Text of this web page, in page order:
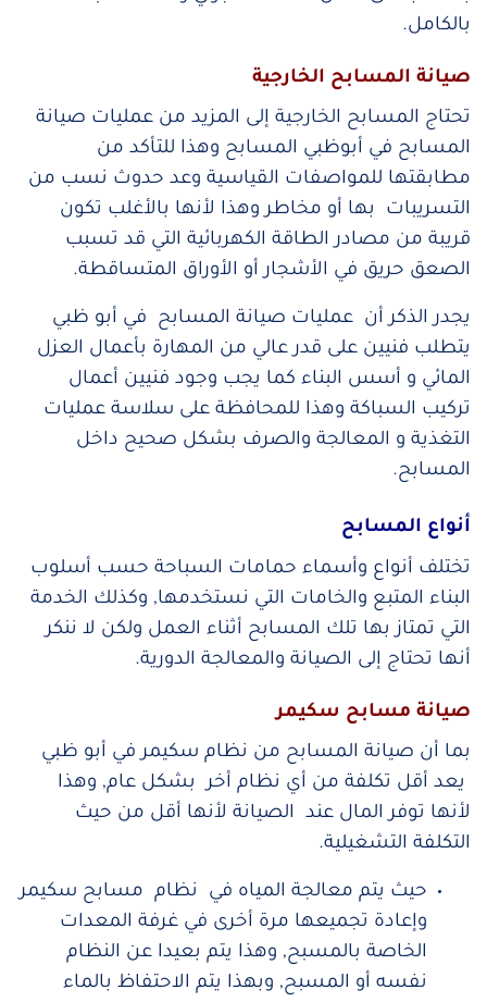
بالكامل.
صيانة المسابح الخارجية
تحتاج المسابح الخارجية إلى المزيد من عمليات صيانة
المسابح في أبوظبي المسابح وهذا للتأكد من
مطابقتها للمواصفات القياسية وعد حدوث نسب من
التسريبات بها أو مخاطر وهذا لأنها بالأغلب تكون
قريبة من مصادر الطاقة الكهربائية التي قد تسبب
الصعق حريق في الأشجار أو الأوراق المتساقطة.
يجدر الذكر أن عمليات صيانة المسابح في أبو ظبي
يتطلب فنيين على قدر عالي من المهارة بأعمال العزل
المائي و أسس البناء كما يجب وجود فنيين أعمال
تركيب السباكة وهذا للمحافظة على سلاسة عمليات
التغذية و المعالجة والصرف بشكل صحيح داخل
المسابح.
أنواع المسابح
تختلف أنواع وأسماء حمامات السباحة حسب أسلوب
البناء المتبع والخامات التي نستخدمها, وكذلك الخدمة
التي تمتاز بها تلك المسابح أثناء العمل ولكن لا ننكر
أنها تحتاج إلى الصيانة والمعالجة الدورية.
صيانة مسابح سكيمر
بما أن صيانة المسابح من نظام سكيمر في أبو ظبي
يعد أقل تكلفة من أي نظام أخر بشكل عام, وهذا
لأنها توفر المال عند الصيانة لأنها أقل من حيث
التكلفة التشغيلية.
حيث يتم معالجة المياه في نظام مسابح سكيمر
وإعادة تجميعها مرة أخرى في غرفة المعدات
الخاصة بالمسبح, وهذا يتم بعيدا عن النظام
نفسه أو المسبح, وبهذا يتم الاحتفاظ بالماء